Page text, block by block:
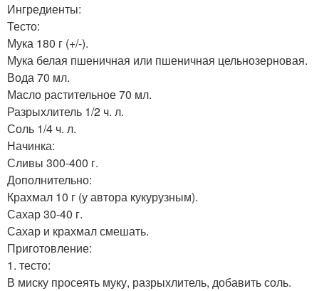
Ингредиенты:
Тесто:
Мука 180 г (+/-).
Мука белая пшеничная или пшеничная цельнозерновая.
Вода 70 мл.
Масло растительное 70 мл.
Разрыхлитель 1/2 ч. л.
Соль 1/4 ч. л.
Начинка:
Сливы 300-400 г.
Дополнительно:
Крахмал 10 г (у автора кукурузным).
Сахар 30-40 г.
Сахар и крахмал смешать.
Приготовление:
1. тесто:
В миску просеять муку, разрыхлитель, добавить соль.